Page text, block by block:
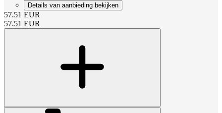
Details van aanbieding bekijken
57.51 EUR
57.51 EUR